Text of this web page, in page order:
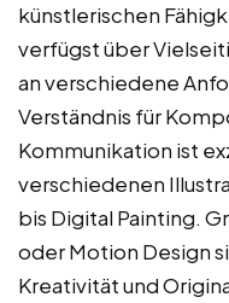
künstlerischen
verfügst über
an verschiedene
Verständnis für
Kommunikation ist
verschiedenen
bis Digital Painting.
oder Motion Design
Kreativität und